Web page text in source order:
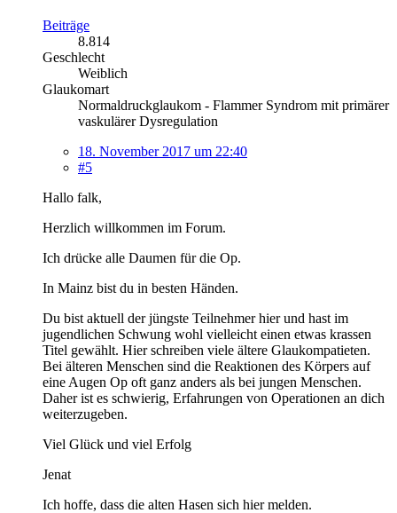
Beiträge
8.814
Geschlecht
Weiblich
Glaukomart
Normaldruckglaukom - Flammer Syndrom mit primärer
vaskulärer Dysregulation
18. November 2017 um 22:40
#5
Hallo falk,
Herzlich willkommen im Forum.
Ich drücke alle Daumen für die Op.
In Mainz bist du in besten Händen.
Du bist aktuell der jüngste Teilnehmer hier und hast im
jugendlichen Schwung wohl vielleicht einen etwas krassen
Titel gewählt. Hier schreiben viele ältere Glaukompatieten.
Bei älteren Menschen sind die Reaktionen des Körpers auf
eine Augen Op oft ganz anders als bei jungen Menschen.
Daher ist es schwierig, Erfahrungen von Operationen an dich
weiterzugeben.
Viel Glück und viel Erfolg
Jenat
Ich hoffe, dass die alten Hasen sich hier melden.